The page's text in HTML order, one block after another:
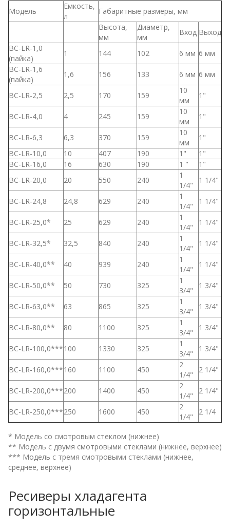
Модель
Емкость,
л
Габаритные размеры, мм
Высота,
мм
Диаметр,
мм
Вход Выход
ВС-LR-1,0
(пайка)
1 144 102 6 мм 6 мм
BC-LR-1,6
(пайка)
1,6 156 133 6 мм 6 мм
BC-LR-2,5 2,5 170 159
10
мм
1"
BC-LR-4,0 4 245 159
10
мм
1"
BC-LR-6,3 6,3 370 159
10
мм
1"
BC-LR-10,0
10 407 190 1"
1"
BC-LR-16,0
16 630 190 1 "
1"
BC-LR-20,0
20 550 240
1
1/4"
1 1/4"
BC-LR-24,8 24,8 629 240
1
1/4"
1 1/4"
BC-LR-25,0* 25 629 240
1
1/4"
1 1/4"
BC-LR-32,5* 32,5 840 240
1
1/4"
1 1/4"
BC-LR-40,0** 40 939 240
1
1/4"
1 1/4"
BC-LR-50,0** 50 730 325
1
3/4"
1 3/4"
BC-LR-63,0** 63 865 325
1
3/4"
1 3/4"
BC-LR-80,0** 80 1100 325
1
3/4"
1 3/4"
BC-LR-100,0***100 1330 325
1
3/4"
1 3/4"
BC-LR-160,0***160 1100 450
2
1/4"
2 1/4"
BC-LR-200,0***200 1400 450
2
1/4"
2 1/4"
BC-LR-250,0***250 1600 450
2
1/4"
2 1/4
* Модель со смотровым стеклом (нижнее)
** Модель с двумя смотровыми стеклами (нижнее, верхнее)
*** Модель с тремя смотровыми стеклами (нижнее,
среднее, верхнее)
Ресиверы хладагента
горизонтальные